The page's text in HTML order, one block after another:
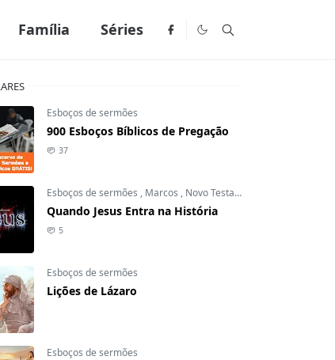
Família Séries
Esboços de sermões
900 Esboços Bíblicos de Pregação
37
Esboços de sermões , Marcos , Novo Testamento
Quando Jesus Entra na História
5
Esboços de sermões
Lições de Lázaro
Esboços de sermões